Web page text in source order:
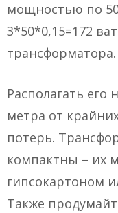
мощностью по
3*50*0,15=172
трансформатора.
Располагать
метра от
потерь.
компактны – их
гипсокартоном
Также